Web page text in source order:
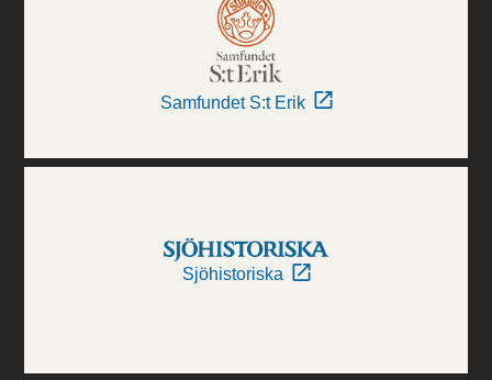
Samfundet S:t Erik
Sjöhistoriska